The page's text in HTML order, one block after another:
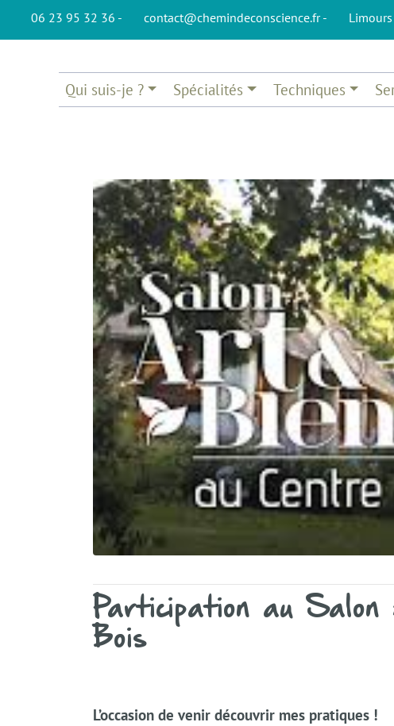
06 23 95 32 36 - contact@chemindeconscience.fr -
Qui suis-je ? Spécialités Techniques
Participation au
Bois
L’occasion de venir découvrir mes pratiques !